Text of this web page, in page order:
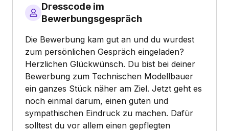
Dresscode im
Bewerbungsgespräch
Die Bewerbung kam gut an und du wurdest
zum persönlichen Gespräch eingeladen?
Herzlichen Glückwünsch. Du bist bei deiner
Bewerbung zum Technischen Modellbauer
ein ganzes Stück näher am Ziel. Jetzt geht es
noch einmal darum, einen guten und
sympathischen Eindruck zu machen. Dafür
solltest du vor allem einen gepflegten